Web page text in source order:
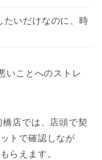
たいだけなのに、時
いことへのストレ
店では、店頭で契
トで確認しなが
らえます。